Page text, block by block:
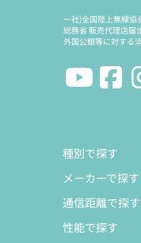
一社)全国陸上無線協
総務省 販売代理店届
外国公館等に対する
種別で探す
メーカーで探す
通信距離で探す
性能で探す